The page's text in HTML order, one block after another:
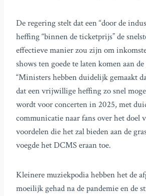
De regering stelt dat een “door de
heffing “binnen de ticketprijs” de
effectieve manier zou zijn om
shows ten goede te laten komen aan
“Ministers hebben duidelijk gemaakt
dat een vrijwillige heffing zo snel
wordt voor concerten in 2025, met
communicatie naar fans over het doel
voordelen die het zal bieden aan de
voegde het DCMS eraan toe.
Kleinere muziekpodia hebben het de
moeilijk gehad na de pandemie en de